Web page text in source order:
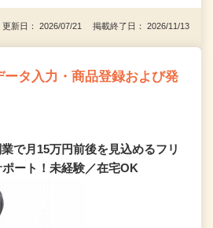
更新日： 2026/07/21 掲載終了日： 2026/11/13
タ入力・商品登録および発
で月15万円前後を見込めるフリ
ート！未経験／在宅OK